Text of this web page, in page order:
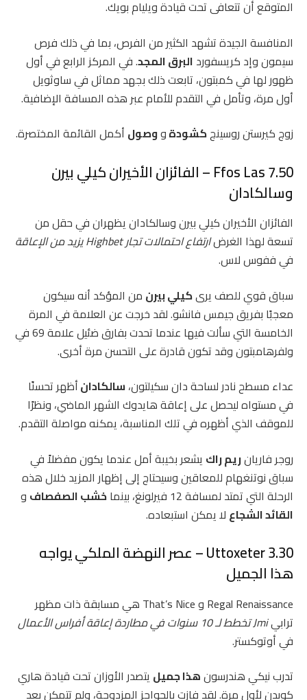
المتوقع أن تتعافى تحت قيادة ويليام بويك.
المنافسة الجيدة تشهد الكثير من الفرص، بما في ذلك فرص
سيمون وإد كريسفورد البرق المجد. في المركز الرابع في أول
ظهور لها في كمبتون، تابعت ذلك بجهد مماثل في ساوثويل
أول مرة، وتأمل في التقدم للأمام عبر هذه المسافة الإضافية.
زوج كيرستن روسينجكشودةووصول أكمل القائمة المختصرة.
7.50 Ffos Las – الفائزان الأخيران كيلي بيرن
وسالكادان
الفائزان الأخيران كيلي بيرن وسالكادان يظهران في حقل من
تسعة لهذا الغرضارتفاع احتمالات تجار Highbet يزيد من الإعاقة
في ففوس لاس.
سباق قوي للصف يرىكيلي بيرن من المؤكد أنه سيكون
معجبًا بفريق جيمس فانشو. لقد خرجت عن العلامة في المرة
الخامسة التي سألت فيها عندما تحدت بفارق ضئيل علامة 69 في
ولفرهامبتون وقد تكون قادرة على التحسن مرة أخرى.
عداء مسطح نادر لساحة دان سكيلتون،سالكادانأظهر تحسنًا
في مستواه ليحصل على إعاقة هايدوك الشهر الماضي، ونظرًا
للموقف الذي أظهره في تلك المناسبة، يمكنه مواصلة التقدم.
روجر فاريانريم راك يشعر بخيبة أمل عندما يكون مفضلاً في
سباق نوتنغهام للمعاقين وسيحتاج إلى إظهار المزيد خلال هذه
الرحلة التي تمتد لمسافة 12 فيرلونغ، بينما
خشب الصفصاف و
القائد الشجاع لا يمكن استبعاده.
3.30 Uttoxeter – عصر النهضة الملكي يواجه
هذا الجميل
Regal Renaissance و That’s Nice هي مسابقة ذات مظهر
ترابيJmi تخطط لـ 10 سنوات في مطاردة إعاقة أفراس الأعمال
في أوتوكستر.
تدرب نيكي هندرسونهذا جميل يتصدر الأوزان تحت قيادة هاري
كوبدن لأول مرة. لقد فازت بالحواجز المزدوجة، ولم تتمكن بعد